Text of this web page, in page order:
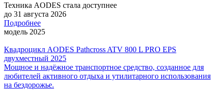
Техника AODES стала доступнее
до 31 августа 2026
Подробнее
модель 2025
Квадроцикл AODES Pathcross ATV 800 L PRO EPS
двухместный 2025
Мощное и надёжное транспортное средство, созданное для
любителей активного отдыха и утилитарного использования
на бездорожье.